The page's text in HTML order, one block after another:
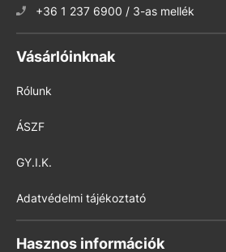
+36 1 237 6900 / 3-as mellék
Vásárlóinknak
Rólunk
ÁSZF
GY.I.K.
Adatvédelmi tájékoztató
Hasznos információk